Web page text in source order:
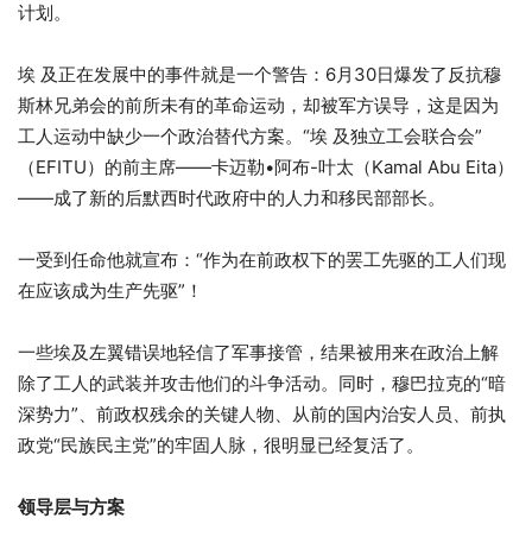
计划。
埃 及正在发展中的事件就是一个警告：6月30日爆发了反抗穆
斯林兄弟会的前所未有的革命运动，却被军方误导，这是因为
工人运动中缺少一个政治替代方案。“埃 及独立工会联合会”
（EFITU）的前主席——卡迈勒•阿布-叶太（Kamal Abu Eita）
——成了新的后默西时代政府中的人力和移民部部长。
一受到任命他就宣布：“作为在前政权下的罢工先驱的工人们现
在应该成为生产先驱”！
一些埃及左翼错误地轻信了军事接管，结果被用来在政治上解
除了工人的武装并攻击他们的斗争活动。同时，穆巴拉克的“暗
深势力”、前政权残余的关键人物、从前的国内治安人员、前执
政党“民族民主党”的牢固人脉，很明显已经复活了。
领导层与方案